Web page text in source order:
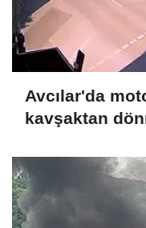
Avcılar'da
kavşaktan